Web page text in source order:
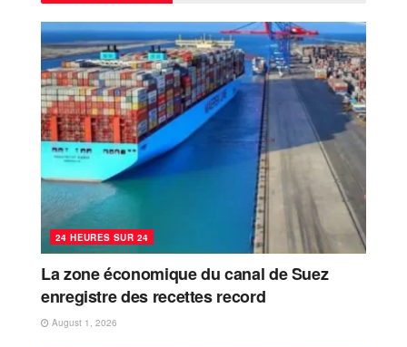
24 HEURES SUR 24
La zone économique du canal de Suez
enregistre des recettes record
August 1, 2026